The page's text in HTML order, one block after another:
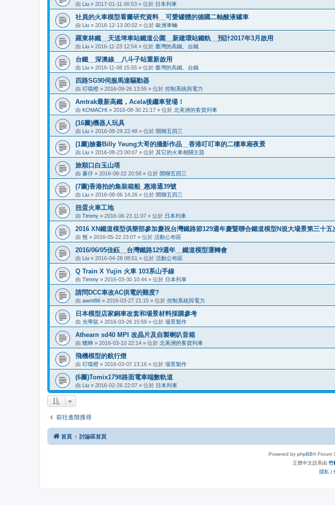
由 Liu » 2017-01-11 00:53 » 位於 日本列車
社員的火車模型看圖研究資料__可愛罐體的德國二軸酸液罐車
由 Liu » 2016-12-13 00:02 » 位於 歐洲車輛
羅東林鐵__天送埤車站鐵道公園__新建環站鐵軌__預計2017年3月啟用
由 Liu » 2016-11-23 12:54 » 位於 臺灣的高鐵、台鐵
台鐵__深澳線__八斗子站重新啟用
由 Liu » 2016-11-08 15:55 » 位於 臺灣的高鐵、台鐵
四路SG90伺服馬達驅動器
由 叮噹橙 » 2016-09-26 13:55 » 位於 控制系統與電力
Amtrak最新高鐵，Acela後繼車登場！
由 KOMACHI » 2016-08-30 21:17 » 位於 北美洲的客貨列車
(16圖)機器人玩具
由 Liu » 2016-08-29 22:48 » 位於 閒聊五四三
(1圖)臉書Billy Yeung大哥的攝影作品__香港叮叮車的二樓車廂夜景
由 Liu » 2016-08-23 00:07 » 位於 其它的火車相關主題
旅順口白玉山塔
由 蕃仔 » 2016-08-22 20:58 » 位於 閒聊五四三
(7圖)香港拍的集裝箱船_惠港通39號
由 Liu » 2016-08-06 14:26 » 位於 閒聊五四三
扭蛋火車工地
由 Timmy » 2016-06-23 11:07 » 位於 日本列車
2016 XN鐵道模型俱樂部參加慶祝台灣鐵路節129週年慶暨聯合鐵道模型N規大場景第三十五
由 熊 » 2016-05-22 23:07 » 位於 活動公布區
2016/06/05佳鈺__台灣鐵路129週年__鐵道模型運轉會
由 Liu » 2016-04-28 08:51 » 位於 活動公布區
Q Train X Yujin 火車 103系山手線
由 Timmy » 2016-03-30 10:44 » 位於 日本列車
請問DCC車改AC供電的難度?
由 awml96 » 2016-03-27 21:15 » 位於 控制系統與電力
日本模型店家銅車改套和場景材料採購參考
由 光學鼠 » 2016-03-26 15:59 » 位於 場景製作
Athearn sd40 MPI 改晶片及自製喇叭音箱
由 蟋蟀 » 2016-03-10 22:14 » 位於 北美洲的客貨列車
飛機模型的航行燈
由 叮噹橙 » 2016-03-07 13:16 » 位於 場景製作
(6圖)Tomix1798路面電車端數軌道
由 Liu » 2016-02-26 22:07 » 位於 日本列車
前往進階搜尋
首頁 討論區首頁
Powered by phpBB® Forum
正體中文語系由 竹
隱私 |